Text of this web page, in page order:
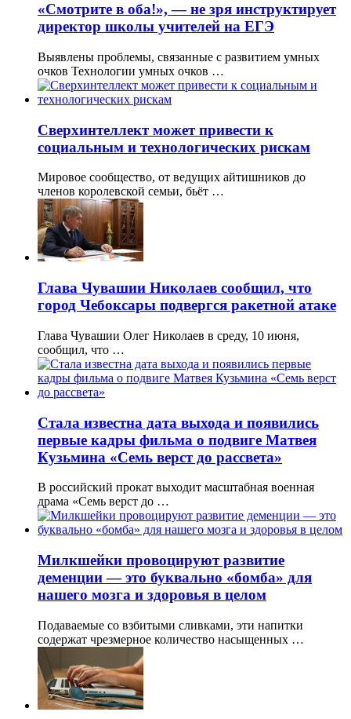
«Смотрите в оба!», — не зря инструктирует
директор школы учителей на ЕГЭ
Выявлены проблемы, связанные с развитием умных
очков Технологии умных очков …
Сверхинтеллект может привести к
социальным и технологических рискам
Мировое сообщество, от ведущих айтишников до
членов королевской семьи, бьёт …
Глава Чувашии Николаев сообщил, что
город Чебоксары подвергся ракетной атаке
Глава Чувашии Олег Николаев в среду, 10 июня,
сообщил, что …
Стала известна дата выхода и появились
первые кадры фильма о подвиге Матвея
Кузьмина «Семь верст до рассвета»
В российский прокат выходит масштабная военная
драма «Семь верст до …
Милкшейки провоцируют развитие
деменции — это буквально «бомба» для
нашего мозга и здоровья в целом
Подаваемые со взбитыми сливками, эти напитки
содержат чрезмерное количество насыщенных …